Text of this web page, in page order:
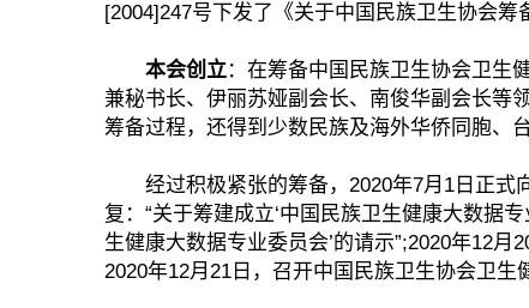
[2004]247号下发了《关于中国民族卫生协会
本会创立：在筹备中国民族卫生协会卫生
兼秘书长、伊丽苏娅副会长、南俊华副会长等
筹备过程，还得到少数民族及海外华侨同胞、
经过积极紧张的筹备，2020年7月1日正式向
复：“关于筹建成立‘中国民族卫生健康大数据
生健康大数据专业委员会’的请示”;2020年12
2020年12月21日，召开中国民族卫生协会卫生